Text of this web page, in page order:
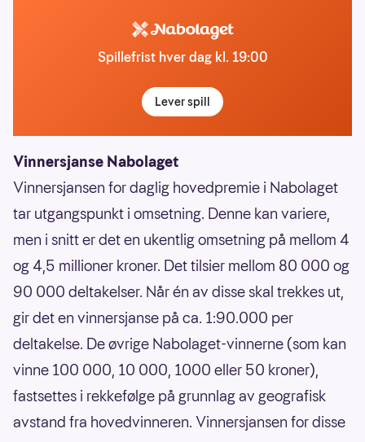
Spillefrist hver dag kl. 19:00
Lever spill
Vinnersjanse Nabolaget
Vinnersjansen for daglig hovedpremie i Nabolaget
tar utgangspunkt i omsetning. Denne kan variere,
men i snitt er det en ukentlig omsetning på mellom 4
og 4,5 millioner kroner. Det tilsier mellom 80 000 og
90 000 deltakelser. Når én av disse skal trekkes ut,
gir det en vinnersjanse på ca. 1:90.000 per
deltakelse. De øvrige Nabolaget-vinnerne (som kan
vinne 100 000, 10 000, 1000 eller 50 kroner),
fastsettes i rekkefølge på grunnlag av geografisk
avstand fra hovedvinneren. Vinnersjansen for disse